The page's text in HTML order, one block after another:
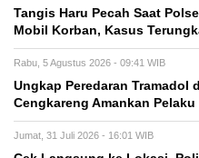
Tangis Haru Pecah Saat
Mobil Korban, Kasus
Rabu, 5 Agustus 2026 - 09:41 WIB
Ungkap Peredaran Tramadol
Cengkareng Amankan
Jumat, 31 Juli 2026 - 16:01 WIB